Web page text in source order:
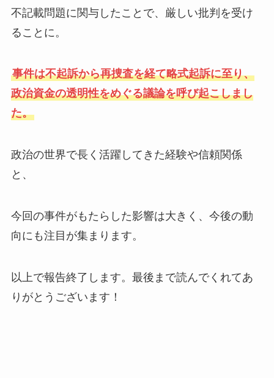
不記載問題に関与したことで、厳しい批判を受け
ることに。
事件は不起訴から再捜査を経て略式起訴に至り、
政治資金の透明性をめぐる議論を呼び起こしまし
た。
政治の世界で長く活躍してきた経験や信頼関係
と、
今回の事件がもたらした影響は大きく、今後の動
向にも注目が集まります。
以上で報告終了します。最後まで読んでくれてあ
りがとうございます！